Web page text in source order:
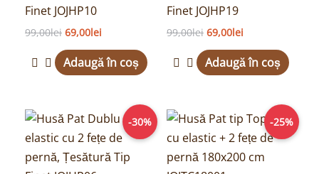
Finet JOJHP10
99,00lei 69,00lei
Adaugă în coș
Finet JOJHP19
99,00lei 69,00lei
Adaugă în coș
-30%
Prețul
inițial
a
fost:
99,00lei.
Prețul
curent
este:
69,00lei.
-25%
Prețul
inițial
a
fost:
199,00lei.
Prețul
curent
este:
149,00lei.